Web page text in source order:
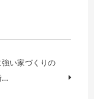
い家づくりの
…